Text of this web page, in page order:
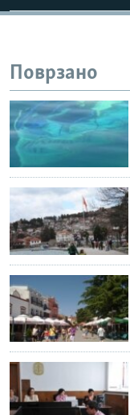
Поврзано